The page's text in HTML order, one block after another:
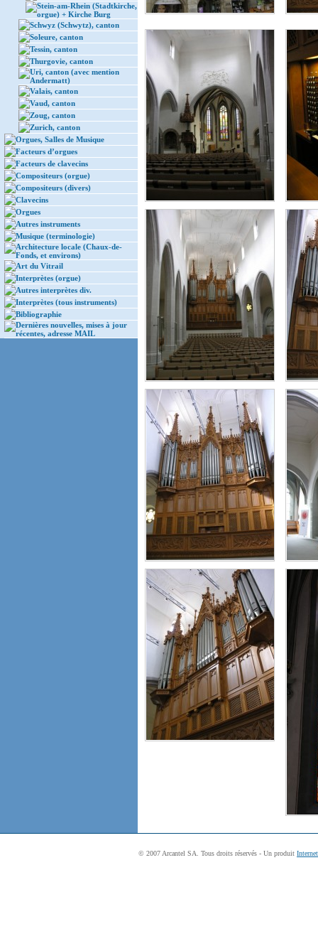
Stein-am-Rhein (Stadtkirche,
orgue) + Kirche Burg
Schwyz (Schwytz), canton
Soleure, canton
Tessin, canton
Thurgovie, canton
Uri, canton (avec mention
Andermatt)
Valais, canton
Vaud, canton
Zoug, canton
Zurich, canton
Orgues, Salles de Musique
Facteurs d’orgues
Facteurs de clavecins
Compositeurs (orgue)
Compositeurs (divers)
Clavecins
Orgues
Autres instruments
Musique (terminologie)
Architecture locale (Chaux-de-
Fonds, et environs)
Art du Vitrail
Interprètes (orgue)
Autres interprètes div.
Interprètes (tous instruments)
Bibliographie
Dernières nouvelles, mises à jour
récentes, adresse MAIL
© 2007 Arcantel SA. Tous droits réservés - Un produit